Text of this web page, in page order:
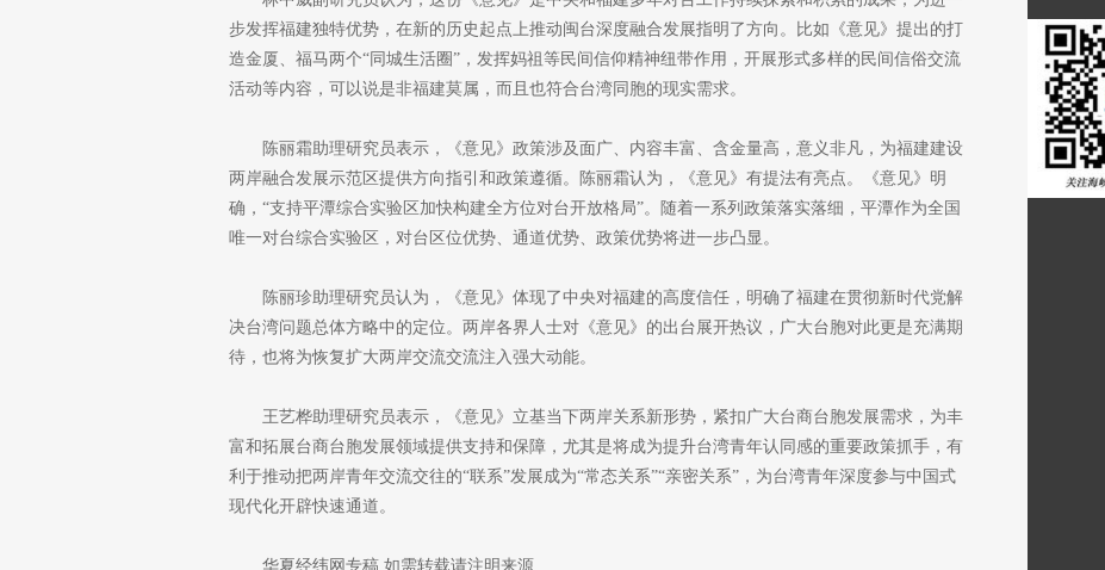
步发挥福建独特优势，在新的历史起点上推动闽台深度融合发展指明了方向。比如《意见》提出的打
造金厦、福马两个“同城生活圈”，发挥妈祖等民间信仰精神纽带作用，开展形式多样的民间信俗交流
活动等内容，可以说是非福建莫属，而且也符合台湾同胞的现实需求。
陈丽霜助理研究员表示，《意见》政策涉及面广、内容丰富、含金量高，意义非凡，为福建建设
两岸融合发展示范区提供方向指引和政策遵循。陈丽霜认为，《意见》有提法有亮点。《意见》明
确，“支持平潭综合实验区加快构建全方位对台开放格局”。随着一系列政策落实落细，平潭作为全国
唯一对台综合实验区，对台区位优势、通道优势、政策优势将进一步凸显。
陈丽珍助理研究员认为，《意见》体现了中央对福建的高度信任，明确了福建在贯彻新时代党解
决台湾问题总体方略中的定位。两岸各界人士对《意见》的出台展开热议，广大台胞对此更是充满期
待，也将为恢复扩大两岸交流交流注入强大动能。
王艺桦助理研究员表示，《意见》立基当下两岸关系新形势，紧扣广大台商台胞发展需求，为丰
富和拓展台商台胞发展领域提供支持和保障，尤其是将成为提升台湾青年认同感的重要政策抓手，有
利于推动把两岸青年交流交往的“联系”发展成为“常态关系”“亲密关系”，为台湾青年深度参与中国式
现代化开辟快速通道。
华夏经纬网专稿 如需转载请注明来源